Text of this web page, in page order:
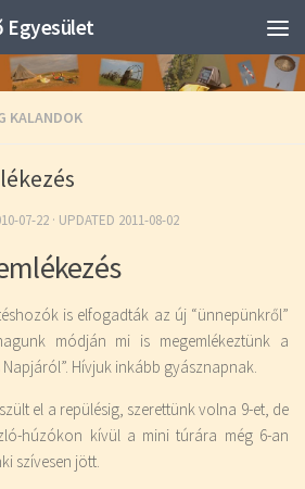
Egyesület
KALANDOK
07-22 · UPDATED 2011-08-02
is elfogadták az új “ünnepünkről”
módján mi is megemlékeztünk a
Hívjuk inkább gyásznapnak.
el a repülésig, szerettünk volna 9-et, de
húzókon kívül a mini túrára még 6-an
szívesen jött.